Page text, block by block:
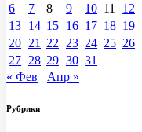
6
7 8 9 10 11
12
13 14 15 16 17 18 19
20 21 22 23 24 25 26
27 28 29 30 31
« Фев
Апр »
Рубрики